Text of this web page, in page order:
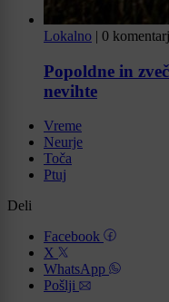
Lokalno | 0
Popoldne in
nevihte
Vreme
Neurje
Toča
Ptuj
Deli
Facebook
X
WhatsApp
Pošlji